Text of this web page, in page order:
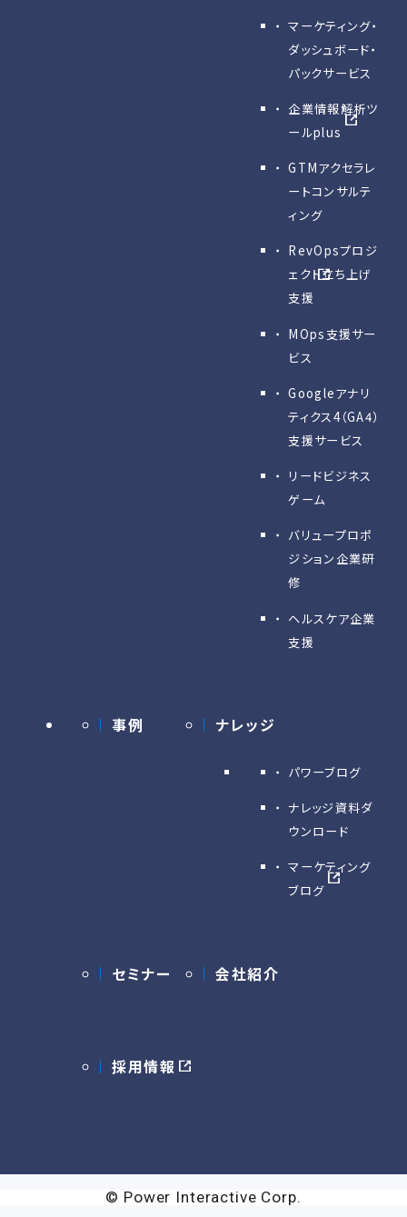
マーケティング・
ダッシュボード・
パックサービス
企業情報解析ツ
ールplus
GTMアクセラレ
ートコンサルテ
ィング
RevOpsプロジ
ェクト立ち上げ
支援
MOps支援サー
ビス
Googleアナリ
ティクス4（GA4）
支援サービス
リードビジネス
ゲーム
バリュープロポ
ジション企業研
修
ヘルスケア企業
支援
事例 ナレッジ
パワーブログ
ナレッジ資料ダ
ウンロード
マーケティング
ブログ
セミナー 会社紹介
採用情報
© Power Interactive Corp.